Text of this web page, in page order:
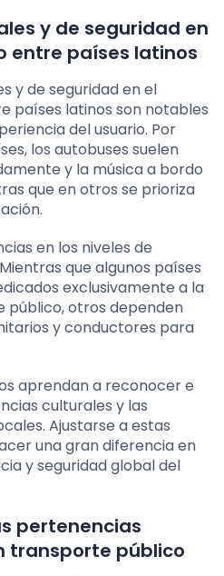
y de seguridad en
entre países latinos
y de seguridad en el
países latinos son notables
del usuario. Por
los autobuses suelen
y la música a bordo
que en otros se prioriza
en los niveles de
que algunos países
exclusivamente a la
público, otros dependen
y conductores para
aprendan a reconocer e
culturales y las
Ajustarse a estas
una gran diferencia en
y seguridad global del
pertenencias
transporte público